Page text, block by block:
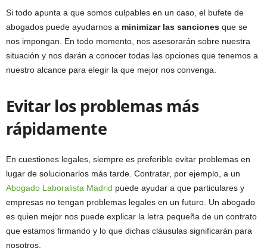
Si todo apunta a que somos culpables en un caso, el bufete de
abogados puede ayudarnos a minimizar las sanciones que se
nos impongan. En todo momento, nos asesorarán sobre nuestra
situación y nos darán a conocer todas las opciones que tenemos a
nuestro alcance para elegir la que mejor nos convenga.
Evitar los problemas más
rápidamente
En cuestiones legales, siempre es preferible evitar problemas en
lugar de solucionarlos más tarde. Contratar, por ejemplo, a un
Abogado Laboralista Madrid puede ayudar a que particulares y
empresas no tengan problemas legales en un futuro. Un abogado
es quien mejor nos puede explicar la letra pequeña de un contrato
que estamos firmando y lo que dichas cláusulas significarán para
nosotros.